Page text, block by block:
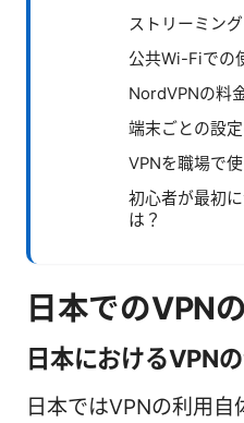
ストリーミン
公共Wi-Fiでの
NordVPNの料
端末ごとの設
VPNを職場で
初心者が最初
は？
日本でのVPN
日本におけるVPN
日本ではVPNの利用自